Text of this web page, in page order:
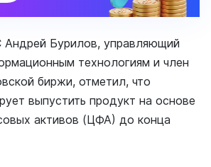
Бурилов, управляющий
технологиям и член
биржи, отметил, что
выпустить продукт на основе
активов (ЦФА) до конца